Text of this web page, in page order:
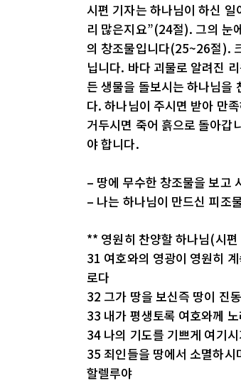
시편 기자는 하나님이 하신
리 많은지요”(24절). 그의 눈
의 창조물입니다(25~26절).
닙니다. 바다 괴물로 알려진
든 생물을 돌보시는 하나님
다. 하나님이 주시면 받아 만
거두시면 죽어 흙으로 돌아갑
야 합니다.
– 땅에 무수한 창조물을 보고
– 나는 하나님이 만드신 피조
** 영원히 찬양할 하나님(시
31 여호와의 영광이 영원히
로다
32 그가 땅을 보신즉 땅이 진
33 내가 평생토록 여호와께
34 나의 기도를 기쁘게 여기
35 죄인들을 땅에서 소멸하
할렐루야